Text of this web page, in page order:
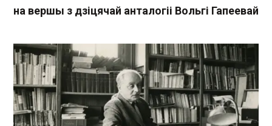
на вершы з дзіцячай анталогіі Вольгі Гапеевай